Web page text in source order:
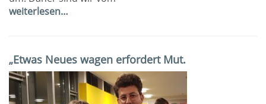
weiterlesen…
„Etwas Neues wagen erfordert Mut.